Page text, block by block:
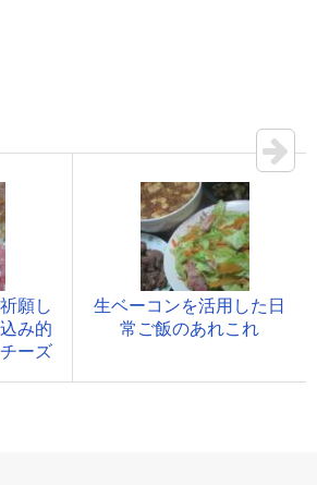
願し
み的
ーズ
生ベーコンを活用した日
常ご飯のあれこれ